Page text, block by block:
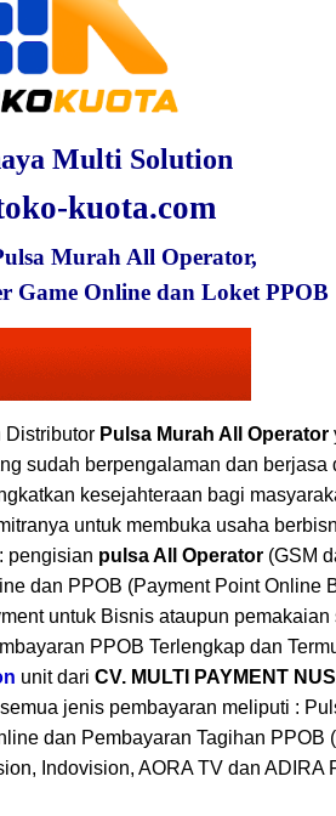
Multi Solution
kuota.com
Murah All Operator,
Game Online dan Loket PPOB
Distributor Pulsa Murah All Operator
sudah berpengalaman dan berjasa
kesejahteraan bagi
untuk membuka usaha
pengisian pulsa All Operator (GSM
dan PPOB (Payment Point Online
untuk Bisnis ataupun pemakaian
PPOB Terlengkap dan
unit dari CV. MULTI PAYMENT
jenis pembayaran meliputi :
dan Pembayaran Tagihan PPOB
Indovision, AORA TV dan ADIRA